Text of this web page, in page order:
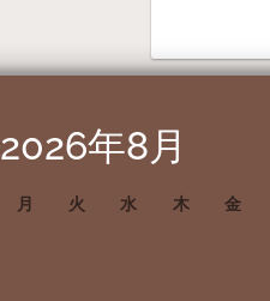
2026年8月
月 火 水 木 金